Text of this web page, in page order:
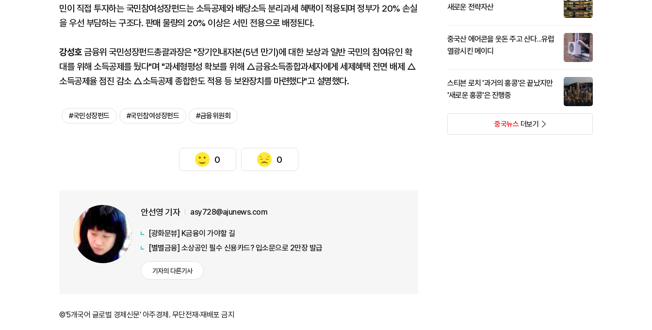
민이 직접 투자하는 국민참여성장펀드는 소득공제와 배당소득 분리과세 혜택이 적용되며 정부가 20% 손실
을 우선 부담하는 구조다. 판매 물량의 20% 이상은 서민 전용으로 배정된다.
강성호금융위 국민성장펀드총괄과장은 "장기인내자본(5년 만기)에 대한 보상과 일반 국민의 참여유인 확
대를 위해 소득공제를 뒀다"며 "과세형평성 확보를 위해 △금융소득종합과세자에게 세제혜택 전면 배제 △
소득공제율 점진 감소 △소득공제 종합한도 적용 등 보완장치를 마련했다"고 설명했다.
#국민성장펀드 #국민참여성장펀드 #금융위원회
0 0
안선영 기자 asy728@ajunews.com
[광화문뷰] K금융이 가야할 길
[별별금융] 소상공인 필수 신용카드? 입소문으로 2만장 발급
기자의 다른기사
©'5개국어 글로벌 경제신문' 아주경제. 무단전재·재배포 금지
새로운 전략자산
중국산 에어콘을 웃돈 주고 산다...유럽
열광시킨 메이디
스티븐 로치 '과거의 홍콩'은 끝났지만
'새로운 홍콩'은 진행중
중국뉴스더보기